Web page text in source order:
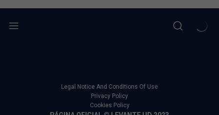
Legal Notice And Conditions Of Use
Privacy Policy
Cookies Policy